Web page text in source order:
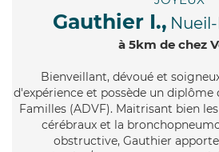
Gauthier I.,
à 5km de chez
Bienveillant, dévoué et
d'expérience et possède un diplôme
Familles (ADVF). Maitrisant bien
cérébraux et la
obstructive, Gauthier